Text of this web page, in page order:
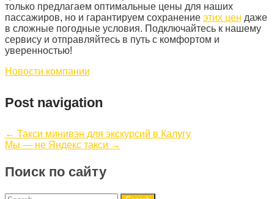
только предлагаем оптимальные цены для наших
пассажиров, но и гарантируем сохранение этих цен даже
в сложные погодные условия. Подключайтесь к нашему
сервису и отправляйтесь в путь с комфортом и
уверенностью!
Новости компании
Post navigation
← Такси минивэн для экскурсий в Калугу
Мы — не Яндекс такси →
Поиск по сайту